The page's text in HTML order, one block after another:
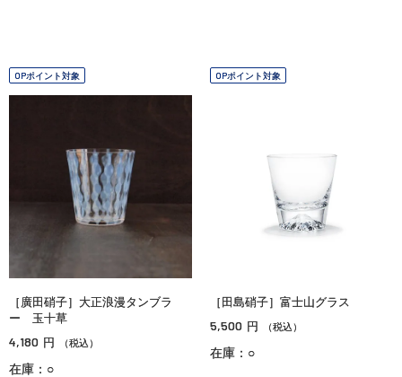
OPポイント対象
［廣田硝子］大正浪漫タンブラ
ー 玉十草
4,180 円 （税込）
在庫：○
OPポイント対象
［田島硝子］富士山グラス
5,500 円 （税込）
在庫：○